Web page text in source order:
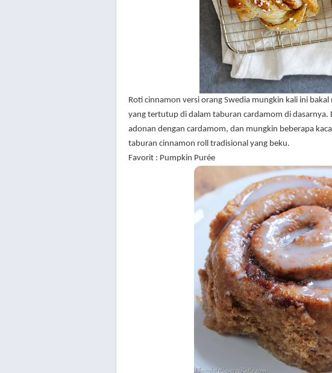
Roti cinnamon versi orang Swedia mungkin kali ini
yang tertutup di dalam taburan cardamom di dasarnya.
adonan dengan cardamom, dan mungkin beberapa
taburan cinnamon roll tradisional yang beku.
Favorit : Pumpkin Purée